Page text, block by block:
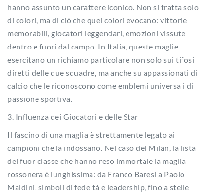
hanno assunto un carattere iconico. Non si tratta solo
di colori, ma di ciò che quei colori evocano: vittorie
memorabili, giocatori leggendari, emozioni vissute
dentro e fuori dal campo. In Italia, queste maglie
esercitano un richiamo particolare non solo sui tifosi
diretti delle due squadre, ma anche su appassionati di
calcio che le riconoscono come emblemi universali di
passione sportiva.
3. Influenza dei Giocatori e delle Star
Il fascino di una maglia è strettamente legato ai
campioni che la indossano. Nel caso del Milan, la lista
dei fuoriclasse che hanno reso immortale la maglia
rossonera è lunghissima: da Franco Baresi a Paolo
Maldini, simboli di fedeltà e leadership, fino a stelle